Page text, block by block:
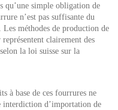
qu’une simple obligation de
n’est pas suffisante du
méthodes de production de
clairement des
la loi suisse sur la
à base de ces fourrures ne
interdiction d’importation de